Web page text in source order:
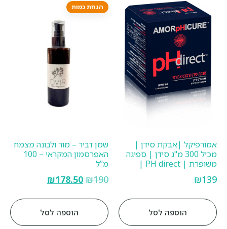
אמורפיקל |אבקת סידן |
מכיל 300 מ"ג סידן | ספיגה
משופרת | PH direct |
₪139
הוספה לסל
הנחת כמות
שמן דביר – מור ולבונה מצמח
האפרסמון המקראי – 100
מ”ל
₪190
₪178.50
הוספה לסל